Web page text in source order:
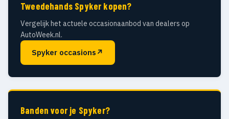
Tweedehands Spyker kopen?
Vergelijk het actuele occasionaanbod van dealers op
AutoWeek.nl.
Spyker occasions ↗
Banden voor je Spyker?